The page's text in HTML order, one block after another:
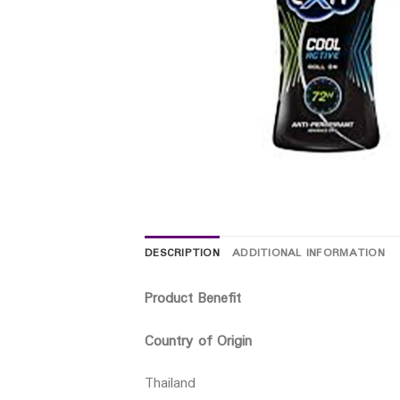
DESCRIPTION ADDITIONAL INFORMATION
Product Benefit
Country of Origin
Thailand